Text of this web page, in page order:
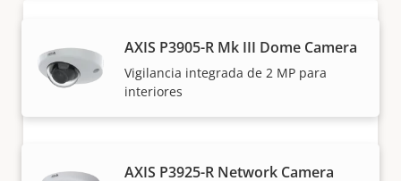
AXIS P3905-R Mk III Dome Camera
Vigilancia integrada de 2 MP para
interiores
AXIS P3925-R Network Camera
¿Quiere comprar productos Axis?